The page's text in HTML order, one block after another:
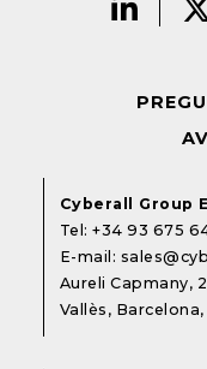
Cyberall Group
Tel:+34 93 675
E-mail:
Aureli Capmany,
Vallès, Barcelona,